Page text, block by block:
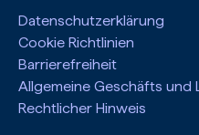
Datenschutzerklärung
Cookie Richtlinien
Barrierefreiheit
Allgemeine Geschäfts und
Rechtlicher Hinweis